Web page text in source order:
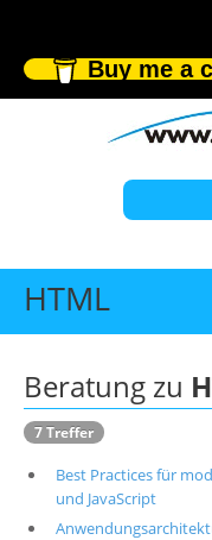
Buy me a
Start
Wissen
Über uns
HTML
Beratung zu
7 Treffer
Best Practices für
und JavaScript